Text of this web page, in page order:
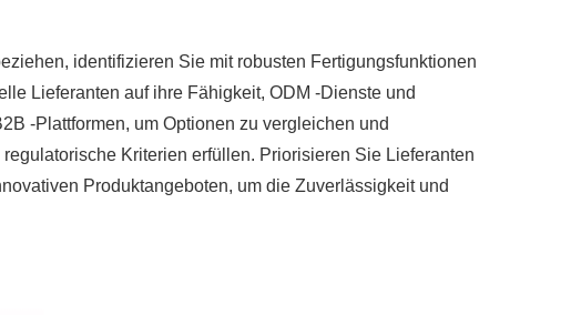
identifizieren Sie mit robusten Fertigungsfunktionen
Lieferanten auf ihre Fähigkeit, ODM -Dienste und
-Plattformen, um Optionen zu vergleichen und
Kriterien erfüllen. Priorisieren Sie Lieferanten
Produktangeboten, um die Zuverlässigkeit und